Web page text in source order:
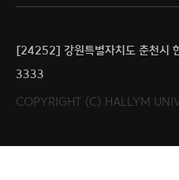
[24252] 강원특별자치도 춘천시
3333
COPYRIGHT (C) HALLYM